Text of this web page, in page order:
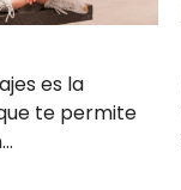
es la
te permite